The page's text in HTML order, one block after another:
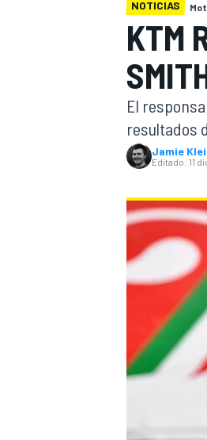
WEC
NOTICIAS
KTM
El
resultados
Jamie
Editado: 11